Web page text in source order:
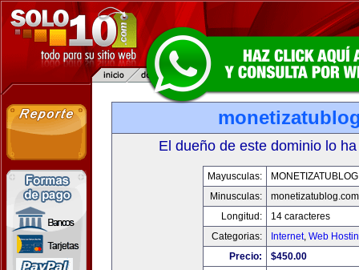
El dueño de este dominio lo
Mayusculas:
Minusculas:
monetizatublog.com
Longitud:
14 caracteres
Categorias:
Internet, Web
Precio:
$450.00